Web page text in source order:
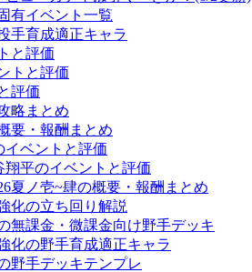
有イベント一覧
手育成適正キャラ
と評価
トと評価
評価
略まとめ
要・報酬まとめ
イベントと評価
平のイベントと評価
夏ノ壱~肆の概要・報酬まとめ
化の立ち回り解説
無課金・微課金向け野手デッキ
化の野手育成適正キャラ
野手デッキテンプレ